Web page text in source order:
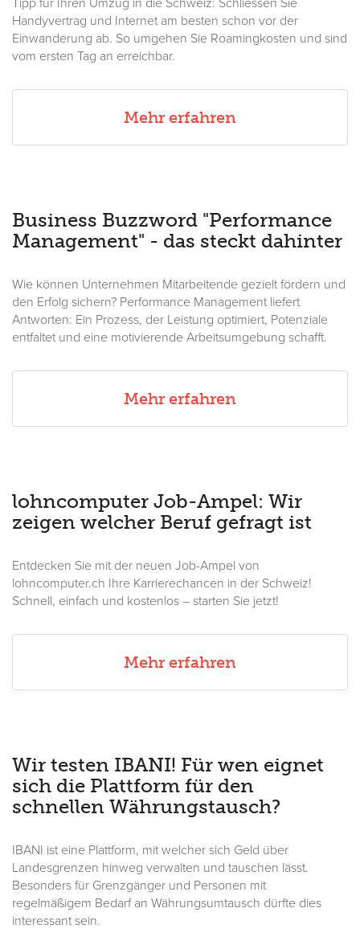
Tipp für Ihren Umzug in die Schweiz: Schliessen Sie
Handyvertrag und Internet am besten schon vor der
Einwanderung ab. So umgehen Sie Roamingkosten und sind
vom ersten Tag an erreichbar.
Mehr erfahren
Business Buzzword "Performance
Management" - das steckt dahinter
Wie können Unternehmen Mitarbeitende gezielt fördern und
den Erfolg sichern? Performance Management liefert
Antworten: Ein Prozess, der Leistung optimiert, Potenziale
entfaltet und eine motivierende Arbeitsumgebung schafft.
Mehr erfahren
lohncomputer Job-Ampel: Wir
zeigen welcher Beruf gefragt ist
Entdecken Sie mit der neuen Job-Ampel von
lohncomputer.ch Ihre Karrierechancen in der Schweiz!
Schnell, einfach und kostenlos – starten Sie jetzt!
Mehr erfahren
Wir testen IBANI! Für wen eignet
sich die Plattform für den
schnellen Währungstausch?
IBANI ist eine Plattform, mit welcher sich Geld über
Landesgrenzen hinweg verwalten und tauschen lässt.
Besonders für Grenzgänger und Personen mit
regelmäßigem Bedarf an Währungsumtausch dürfte dies
interessant sein.